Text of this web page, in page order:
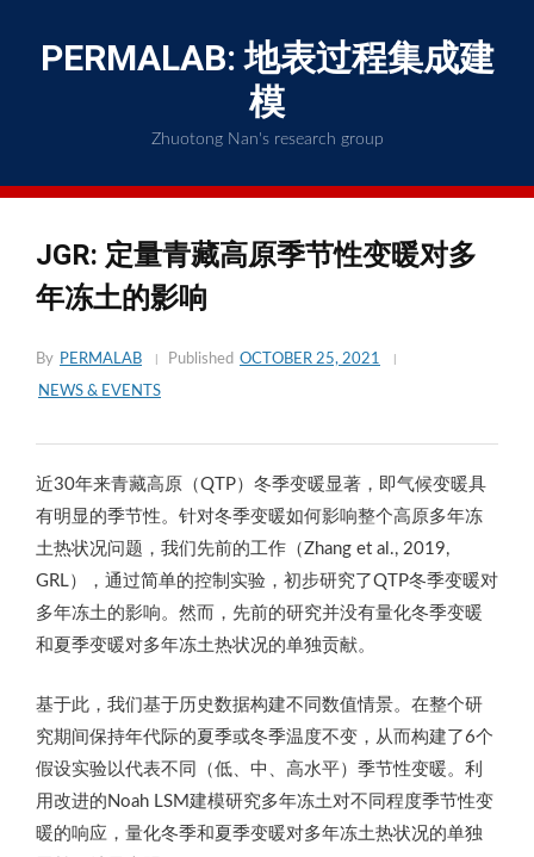
to
content
PERMALAB: 地表过程集成建
模
Zhuotong Nan's research group
JGR: 定量青藏高原季节性变暖对多
年冻土的影响
By PERMALAB Published OCTOBER 25, 2021
NEWS & EVENTS
近30年来青藏高原（QTP）冬季变暖显著，即气候变暖具
有明显的季节性。针对冬季变暖如何影响整个高原多年冻
土热状况问题，我们先前的工作（Zhang et al., 2019,
GRL），通过简单的控制实验，初步研究了QTP冬季变暖对
多年冻土的影响。然而，先前的研究并没有量化冬季变暖
和夏季变暖对多年冻土热状况的单独贡献。
基于此，我们基于历史数据构建不同数值情景。在整个研
究期间保持年代际的夏季或冬季温度不变，从而构建了6个
假设实验以代表不同（低、中、高水平）季节性变暖。利
用改进的Noah LSM建模研究多年冻土对不同程度季节性变
暖的响应，量化冬季和夏季变暖对多年冻土热状况的单独